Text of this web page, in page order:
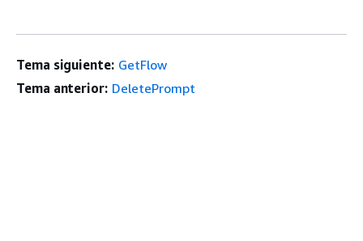
Tema siguiente: GetFlow
Tema anterior: DeletePrompt